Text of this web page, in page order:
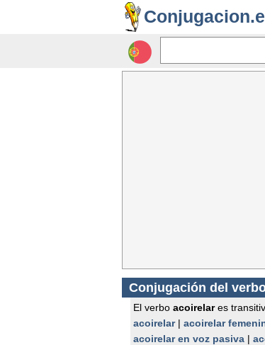
Conjugación del
El verbo acoirelares
acoirelar| acoirelar
acoirelar en voz pasiva |